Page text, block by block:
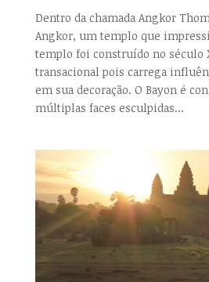
Dentro da chamada Angkor
Angkor, um templo que
templo foi construído no século
transacional pois carrega
em sua decoração. O Bayon é
múltiplas faces esculpidas...